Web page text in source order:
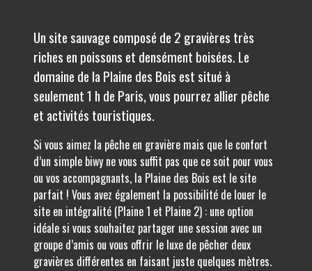
Un site sauvage composé de 2 gravières très
riches en poissons et densément boisées. Le
domaine de la Plaine des Bois est situé à
seulement 1 h de Paris, vous pourrez allier pêche
et activités touristiques.
Si vous aimez la pêche en gravière mais que le confort
d’un simple biwy ne vous suffit pas que ce soit pour vous
ou vos accompagnants, la Plaine des Bois est le site
parfait ! Vous avez également la possibilité de louer le
site en intégralité (Plaine 1 et Plaine 2) : une option
idéale si vous souhaitez partager une session avec un
groupe d’amis ou vous offrir le luxe de pêcher deux
gravières différentes en faisant juste quelques mètres.